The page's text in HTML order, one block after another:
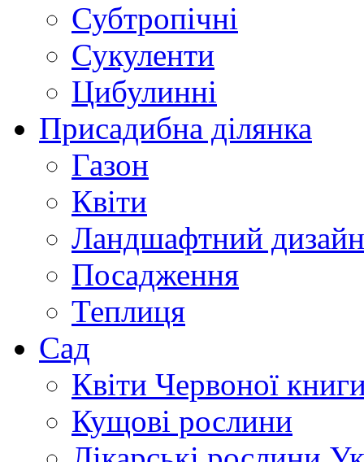
Субтропічні
Сукуленти
Цибулинні
Присадибна ділянка
Газон
Квіти
Ландшафтний дизайн
Посадження
Теплиця
Сад
Квіти Червоної
Кущові рослини